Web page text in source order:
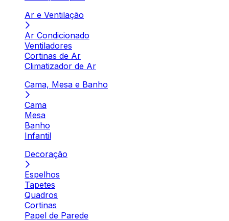
Ar e Ventilação
Ar Condicionado
Ventiladores
Cortinas de Ar
Climatizador de Ar
Cama, Mesa e Banho
Cama
Mesa
Banho
Infantil
Decoração
Espelhos
Tapetes
Quadros
Cortinas
Papel de Parede